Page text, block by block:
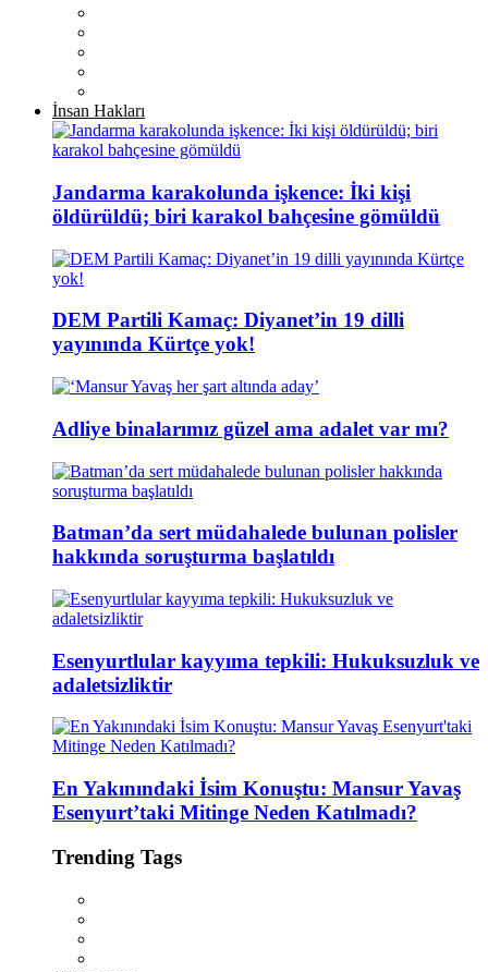
İnsan Hakları
Jandarma karakolunda işkence: İki kişi
öldürüldü; biri karakol bahçesine gömüldü
DEM Partili Kamaç: Diyanet’in 19 dilli
yayınında Kürtçe yok!
Adliye binalarımız güzel ama adalet var mı?
Batman’da sert müdahalede bulunan polisler
hakkında soruşturma başlatıldı
Esenyurtlular kayyıma tepkili: Hukuksuzluk ve
adaletsizliktir
En Yakınındaki İsim Konuştu: Mansur Yavaş
Esenyurt’taki Mitinge Neden Katılmadı?
Trending Tags